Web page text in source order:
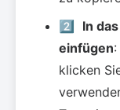
2️⃣
In
einfügen
klicken